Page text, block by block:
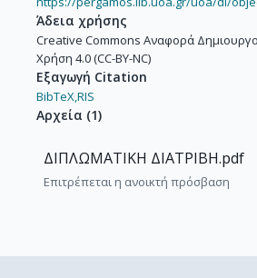
Άδεια χρήσης
Creative Commons Αναφορά
Χρήση 4.0 (CC-BY-NC)
Εξαγωγή Citation
BibTeX,RIS
Αρχεία (1)
ΔΙΠΛΩΜΑΤΙΚΗ ΔΙΑΤΡΙΒΗ.pdf
Επιτρέπεται η ανοικτή πρόσβαση